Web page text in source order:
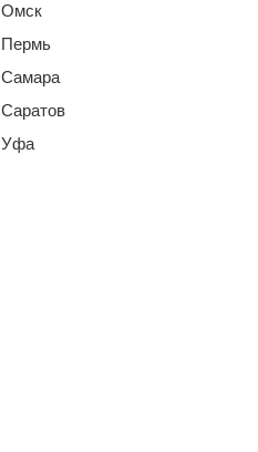
Омск
Пермь
Самара
Саратов
Уфа